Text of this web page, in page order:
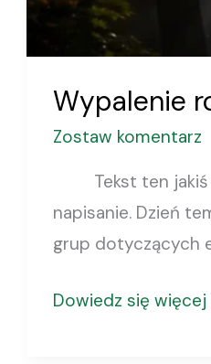
Wypalenie
Zostaw komentarz
Tekst ten jakiś
napisanie. Dzień
grup dotyczących
Dowiedz się więcej